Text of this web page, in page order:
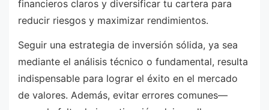
financieros claros y diversificar tu cartera para
reducir riesgos y maximizar rendimientos.
Seguir una estrategia de inversión sólida, ya sea
mediante el análisis técnico o fundamental, resulta
indispensable para lograr el éxito en el mercado
de valores. Además, evitar errores comunes—